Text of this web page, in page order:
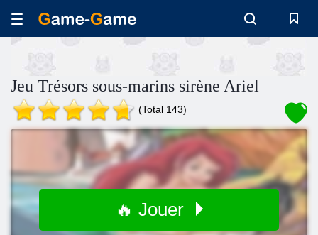
Jeu Trésors sous-marins sirène Ariel
(Total 143)
🔥 Jouer